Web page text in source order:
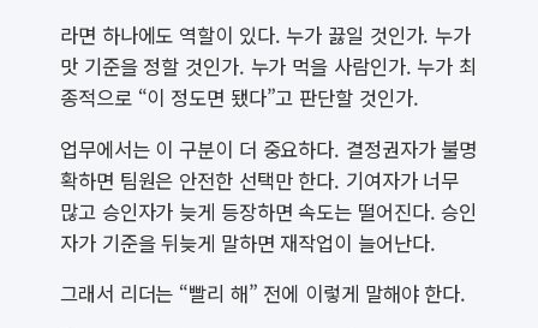
라면 하나에도 역할이 있다. 누가 끓일 것인가. 누가
맛 기준을 정할 것인가. 누가 먹을 사람인가. 누가 최
종적으로 “이 정도면 됐다”고 판단할 것인가.
업무에서는 이 구분이 더 중요하다. 결정권자가 불명
확하면 팀원은 안전한 선택만 한다. 기여자가 너무
많고 승인자가 늦게 등장하면 속도는 떨어진다. 승인
자가 기준을 뒤늦게 말하면 재작업이 늘어난다.
그래서 리더는 “빨리 해” 전에 이렇게 말해야 한다.